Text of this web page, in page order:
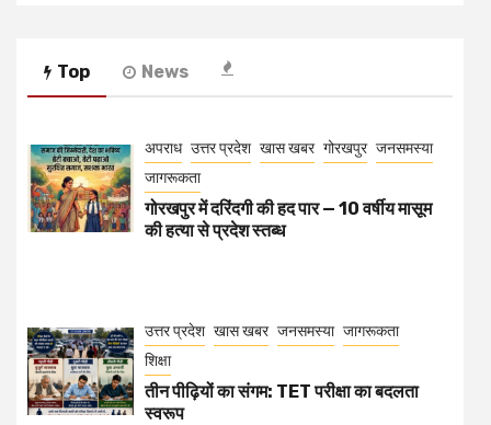
Top News
अपराध उत्तर प्रदेश खास खबर गोरखपुर जनसमस्या
जागरूकता
गोरखपुर में दरिंदगी की हद पार — 10 वर्षीय मासूम
की हत्या से प्रदेश स्तब्ध
उत्तर प्रदेश खास खबर जनसमस्या जागरूकता
शिक्षा
तीन पीढ़ियों का संगम: TET परीक्षा का बदलता
स्वरूप